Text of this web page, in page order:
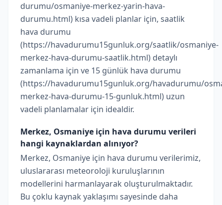
durumu/osmaniye-merkez-yarin-hava-
durumu.html) kısa vadeli planlar için, saatlik
hava durumu
(https://havadurumu15gunluk.org/saatlik/osmaniye-
merkez-hava-durumu-saatlik.html) detaylı
zamanlama için ve 15 günlük hava durumu
(https://havadurumu15gunluk.org/havadurumu/
merkez-hava-durumu-15-gunluk.html) uzun
vadeli planlamalar için idealdir.
Merkez, Osmaniye için hava durumu verileri
hangi kaynaklardan alınıyor?
Merkez, Osmaniye için hava durumu verilerimiz,
uluslararası meteoroloji kuruluşlarının
modellerini harmanlayarak oluşturulmaktadır.
Bu çoklu kaynak yaklaşımı sayesinde daha